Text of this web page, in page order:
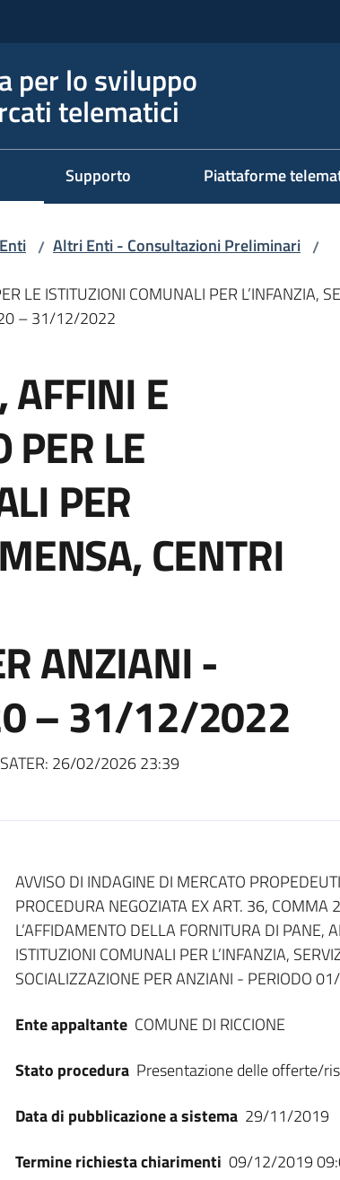
per lo sviluppo
telematici
Supporto Piattaforme
/ Altri Enti - Consultazioni Preliminari /
LE ISTITUZIONI COMUNALI PER L’INFANZIA,
– 31/12/2022
AFFINI E
PER LE
PER
CENTRI
ANZIANI -
– 31/12/2022
26/02/2026 23:39
Dati del bando
AVVISO DI INDAGINE DI MERCATO
PROCEDURA NEGOZIATA EX ART. 36,
L’AFFIDAMENTO DELLA FORNITURA DI PANE,
ISTITUZIONI COMUNALI PER L’INFANZIA,
SOCIALIZZAZIONE PER ANZIANI - PERIODO
Ente appaltante COMUNE DI RICCIONE
Stato procedura Presentazione delle offerte/
Data di pubblicazione a sistema 29/11/2019
Termine richiesta chiarimenti 09/12/2019